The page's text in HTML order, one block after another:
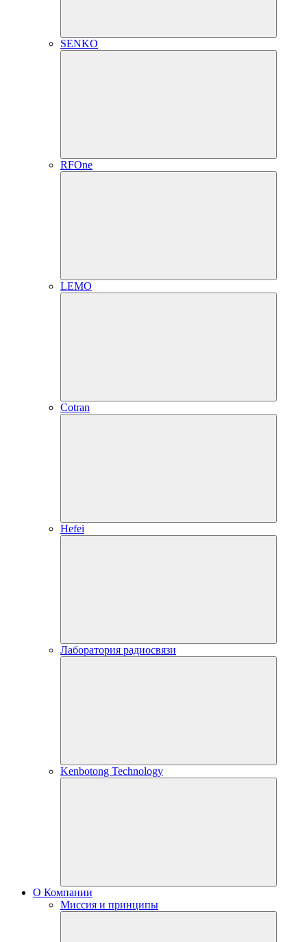
SENKO
RFOne
LEMO
Cotran
Hefei
Лаборатория радиосвязи
Kenbotong Technology
О Компании
Миссия и принципы